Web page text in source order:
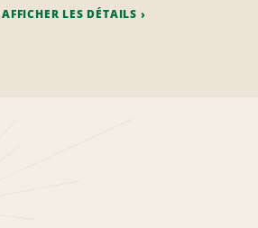
AFFICHER LES DÉTAILS